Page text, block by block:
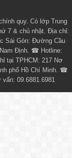
quy. Có lớp Trung
7 & chủ nhật. Địa chỉ:
Sài Gòn: Đường Cầu
Định. ☎ Hotline:
tại TPHCM: 217 Nơ
phố Hồ Chí Minh. ☎
09.6881.6981